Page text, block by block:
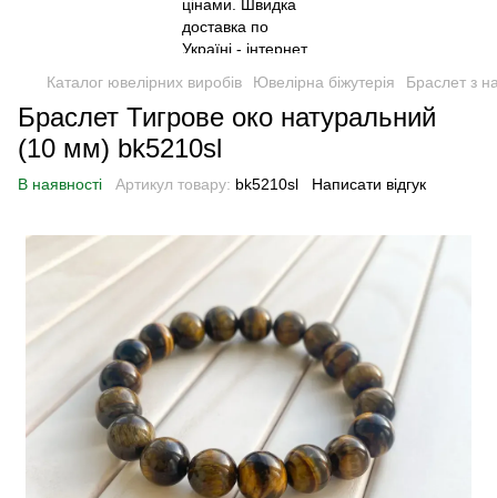
Каталог ювелірних виробів Ювелірна біжутерія Браслет з
Браслет Тигрове око натуральний
(10 мм) bk5210sl
В наявності Артикул товару: bk5210sl Написати відгук